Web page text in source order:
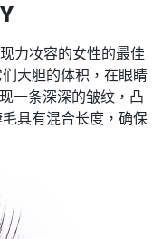
力妆容的女性的最佳
大胆的体积，在眼睛
一条深深的皱纹，凸
具有混合长度，确保